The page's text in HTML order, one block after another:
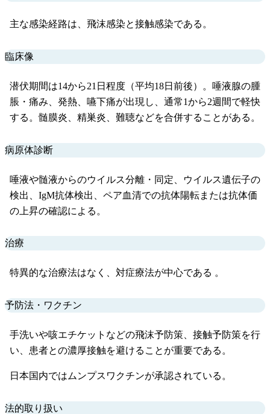
主な感染経路は、飛沫感染と接触感染である。
臨床像
潜伏期間は14から21日程度（平均18日前後）。唾液腺の腫
脹・痛み、発熱、嚥下痛が出現し、通常1から2週間で軽快
する。髄膜炎、精巣炎、難聴などを合併することがある。
病原体診断
唾液や髄液からのウイルス分離・同定、ウイルス遺伝子の
検出、IgM抗体検出、ペア血清での抗体陽転または抗体価
の上昇の確認による。
治療
特異的な治療法はなく、対症療法が中心である 。
予防法・ワクチン
手洗いや咳エチケットなどの飛沫予防策、接触予防策を行
い、患者との濃厚接触を避けることが重要である。
日本国内ではムンプスワクチンが承認されている。
法的取り扱い